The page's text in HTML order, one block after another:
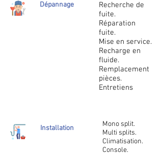
Dépannage
Recherche de
fuite.
Réparation
fuite.
Mise en service.
Recharge en
fluide.
Remplacement
pièces.
Entretiens
Installation
Mono split.
Multi splits.
Climatisation.
Console.